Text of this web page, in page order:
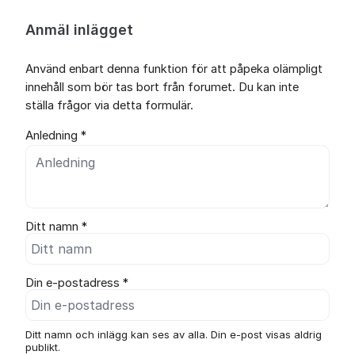
Anmäl inlägget
Använd enbart denna funktion för att påpeka olämpligt
innehåll som bör tas bort från forumet. Du kan inte
ställa frågor via detta formulär.
Anledning *
Ditt namn *
Din e-postadress *
Ditt namn och inlägg kan ses av alla. Din e-post visas aldrig
publikt.